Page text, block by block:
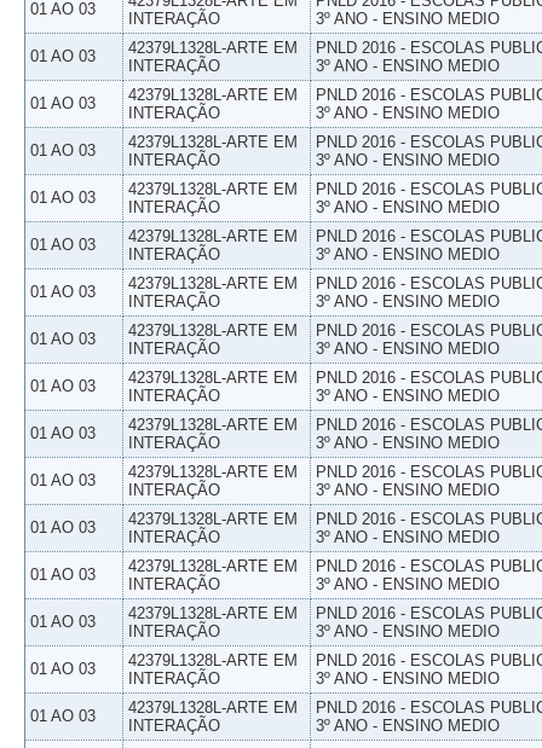
01 AO 03
INTERAÇÃO
3º ANO - ENSINO MEDIO
01 AO 03
42379L1328L-ARTE EM
INTERAÇÃO
PNLD 2016 - ESCOLAS
3º ANO - ENSINO MEDIO
01 AO 03
42379L1328L-ARTE EM
INTERAÇÃO
PNLD 2016 - ESCOLAS
3º ANO - ENSINO MEDIO
01 AO 03
42379L1328L-ARTE EM
INTERAÇÃO
PNLD 2016 - ESCOLAS
3º ANO - ENSINO MEDIO
01 AO 03
42379L1328L-ARTE EM
INTERAÇÃO
PNLD 2016 - ESCOLAS
3º ANO - ENSINO MEDIO
01 AO 03
42379L1328L-ARTE EM
INTERAÇÃO
PNLD 2016 - ESCOLAS
3º ANO - ENSINO MEDIO
01 AO 03
42379L1328L-ARTE EM
INTERAÇÃO
PNLD 2016 - ESCOLAS
3º ANO - ENSINO MEDIO
01 AO 03
42379L1328L-ARTE EM
INTERAÇÃO
PNLD 2016 - ESCOLAS
3º ANO - ENSINO MEDIO
01 AO 03
42379L1328L-ARTE EM
INTERAÇÃO
PNLD 2016 - ESCOLAS
3º ANO - ENSINO MEDIO
01 AO 03
42379L1328L-ARTE EM
INTERAÇÃO
PNLD 2016 - ESCOLAS
3º ANO - ENSINO MEDIO
01 AO 03
42379L1328L-ARTE EM
INTERAÇÃO
PNLD 2016 - ESCOLAS
3º ANO - ENSINO MEDIO
01 AO 03
42379L1328L-ARTE EM
INTERAÇÃO
PNLD 2016 - ESCOLAS
3º ANO - ENSINO MEDIO
01 AO 03
42379L1328L-ARTE EM
INTERAÇÃO
PNLD 2016 - ESCOLAS
3º ANO - ENSINO MEDIO
01 AO 03
42379L1328L-ARTE EM
INTERAÇÃO
PNLD 2016 - ESCOLAS
3º ANO - ENSINO MEDIO
01 AO 03
42379L1328L-ARTE EM
INTERAÇÃO
PNLD 2016 - ESCOLAS
3º ANO - ENSINO MEDIO
01 AO 03
42379L1328L-ARTE EM
INTERAÇÃO
PNLD 2016 - ESCOLAS
3º ANO - ENSINO MEDIO